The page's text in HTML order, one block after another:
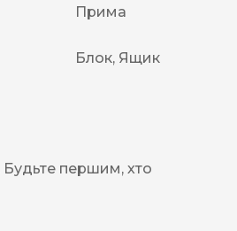
Прима
Блок, Ящик
Будьте першим, хто